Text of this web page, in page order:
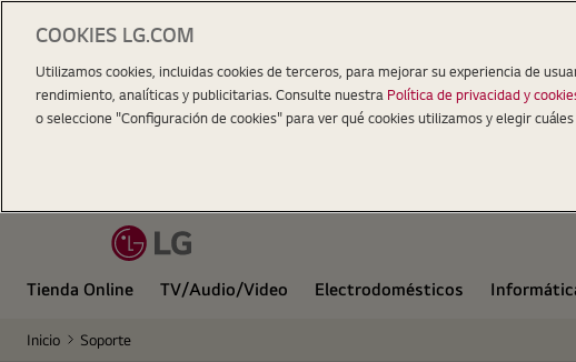
Tienda Online TV/Audio/Video Electrodomésticos
Inicio Soporte
COOKIES LG.COM
Utilizamos cookies, incluidas cookies de terceros, para mejorar su experiencia de
rendimiento, analíticas y publicitarias. Consulte nuestra Política de privacidad y
o seleccione "Configuración de cookies" para ver qué cookies utilizamos y elegir